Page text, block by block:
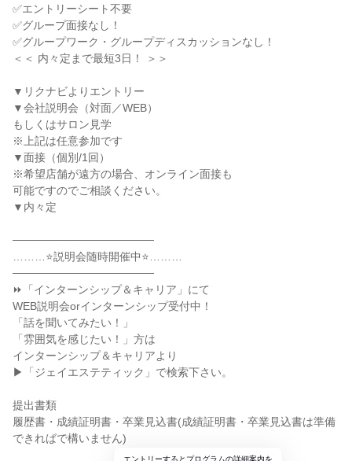
✅エントリーシート不要
✅グループ面接なし！
✅グループワーク・グループディスカッションなし！
＜＜ 内々定まで最短3日！ ＞＞
▼リクナビよりエントリー
▼会社説明会（対面／WEB）
もしくはサロン見学
※上記は任意参加です
▼面接（個別/1回）
※希望店舗が遠方の場合、オンライン面接も
可能ですのでご相談ください。
▼内々定
──────────────────
………⭐説明会随時開催中⭐………
──────────────────
⏩「インターンシップ＆キャリア」にて
WEB説明会orインターンシップ受付中！
「話を聞いてみたい！」
「雰囲気を感じたい！」方は
インターンシップ＆キャリアより
▶「ジェイエステティック」で検索下さい。
提出書類
履歴書・成績証明書・卒業見込書(成績証明書・卒業見込書は準備
できればで構いません)
エントリーするとプログラムの詳細案内を